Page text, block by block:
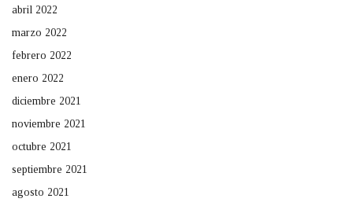
abril 2022
marzo 2022
febrero 2022
enero 2022
diciembre 2021
noviembre 2021
octubre 2021
septiembre 2021
agosto 2021